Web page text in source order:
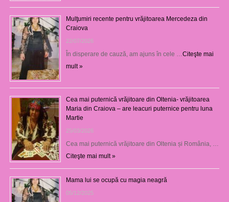
Mulţumiri recente pentru vrăjitoarea Mercedeza din
Craiova
22/07/2026
În disperare de cauză, am ajuns în cele …Citeşte mai
mult »
Cea mai puternică vrăjitoare din Oltenia- vrăjitoarea
Maria din Craiova – are leacuri puternice pentru luna
Martie
25/03/2026
Cea mai puternică vrăjitoare din Oltenia și România, …
Citeşte mai mult »
Mama lui se ocupă cu magia neagră
05/12/2025